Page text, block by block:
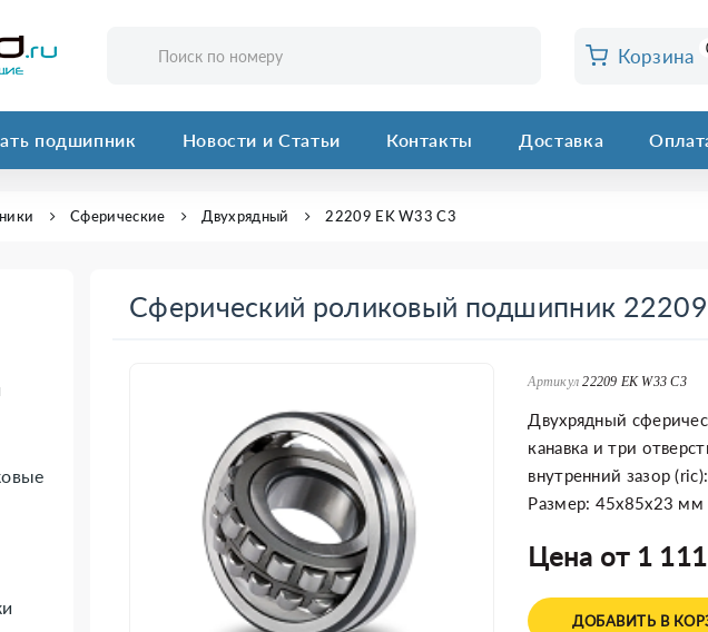
Корзина
подшипник Новости и Статьи Контакты Доставка
Сферические Двухрядный 22209 EK W33 C3
Сферический роликовый подшипник
Артикул 22209 EK W33 C3
Двухрядный
канавка и три
внутренний зазор
Размер: 45x85x23 мм
Цена от 1
ДОБАВИТЬ В